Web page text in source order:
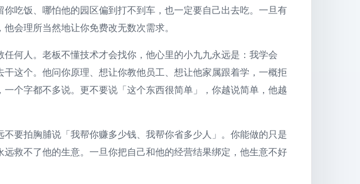
吃饭、哪怕他的园区偏到打不到车，也一定要自己出去吃。一旦有
会理所当然地让你免费改无数次需求。
何人。老板不懂技术才会找你，他心里的小九九永远是：我学会
这个。他问你原理、想让你教他员工、想让他家属跟着学，一概拒
个字都不多说。更不要说「这个东西很简单」，你越说简单，他越
要拍胸脯说「我帮你赚多少钱、我帮你省多少人」。你能做的只是
救不了他的生意。一旦你把自己和他的经营结果绑定，他生意不好